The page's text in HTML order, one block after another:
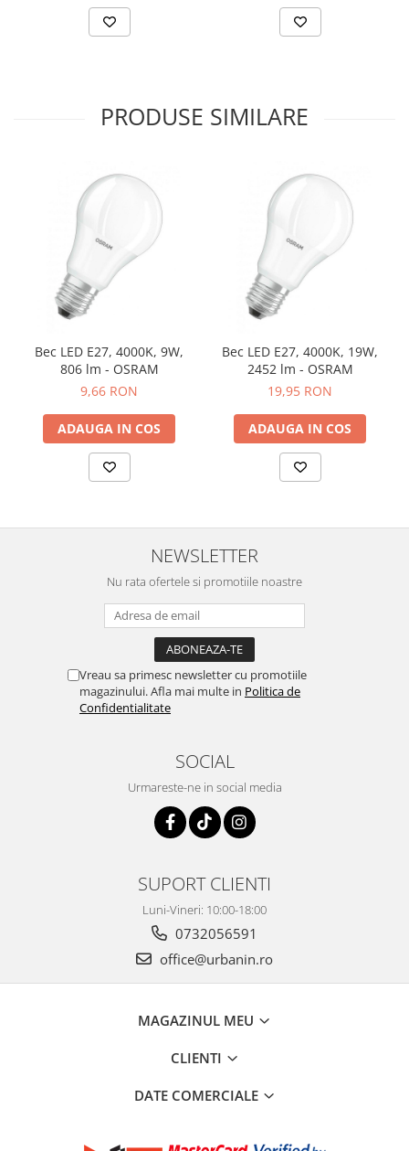
PRODUSE SIMILARE
Bec LED E27, 4000K, 9W,
806 lm - OSRAM
9,66 RON
ADAUGA IN COS
Bec LED E27, 4000K, 19W,
2452 lm - OSRAM
19,95 RON
ADAUGA IN COS
NEWSLETTER
Nu rata ofertele si promotiile noastre
Vreau sa primesc newsletter cu promotiile
magazinului. Afla mai multe in Politica de
Confidentialitate
SOCIAL
Urmareste-ne in social media
SUPORT CLIENTI
Luni-Vineri: 10:00-18:00
0732056591
office@urbanin.ro
MAGAZINUL MEU
CLIENTI
DATE COMERCIALE